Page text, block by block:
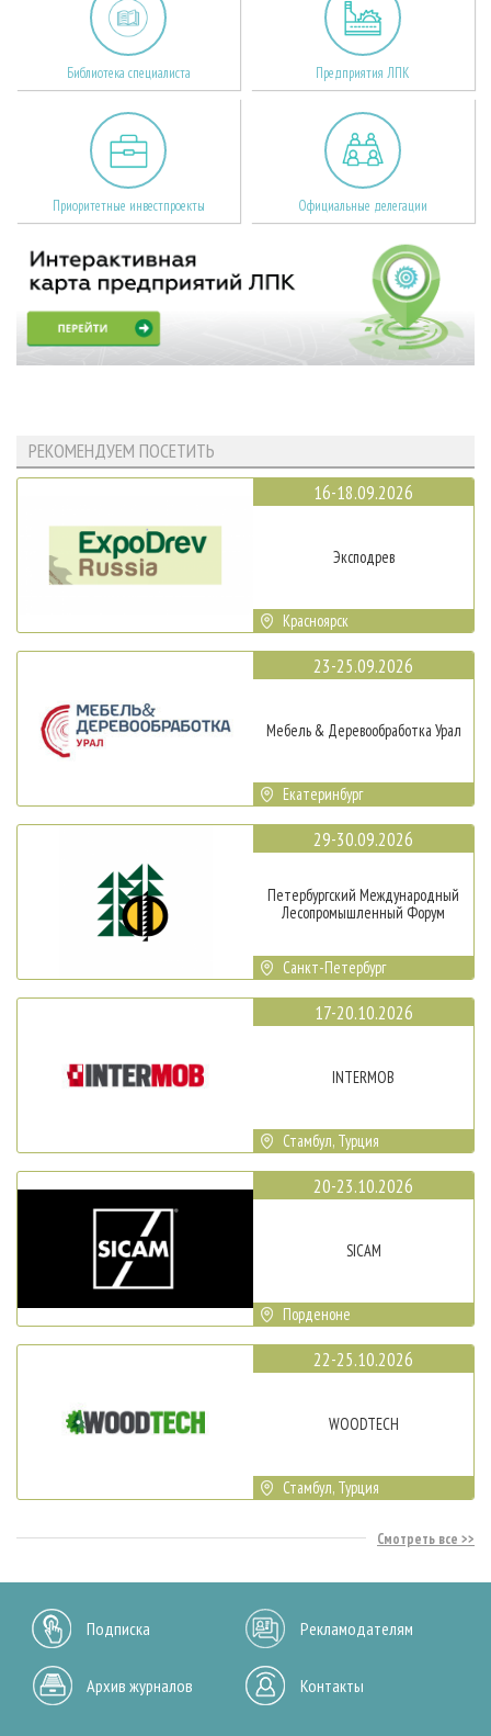
Библиотека специалиста Предприятия ЛПК
Приоритетные инвестпроекты Официальные делегации
РЕКОМЕНДУЕМ ПОСЕТИТЬ
16-18.09.2026
Эксподрев
Красноярск
23-25.09.2026
Мебель & Деревообработка Урал
Екатеринбург
29-30.09.2026
Петербургский Международный
Лесопромышленный Форум
Санкт-Петербург
17-20.10.2026
INTERMOB
Стамбул, Турция
20-23.10.2026
SICAM
Порденоне
22-25.10.2026
WOODTECH
Стамбул, Турция
Смотреть все
Подписка Рекламодателям
Архив журналов Контакты